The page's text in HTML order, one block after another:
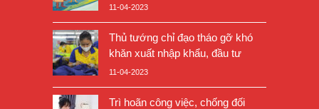
11-04-2023
Thủ tướng chỉ đạo tháo gỡ khó
khăn xuất nhập khẩu, đầu tư
11-04-2023
Trì hoãn công việc, chống đối